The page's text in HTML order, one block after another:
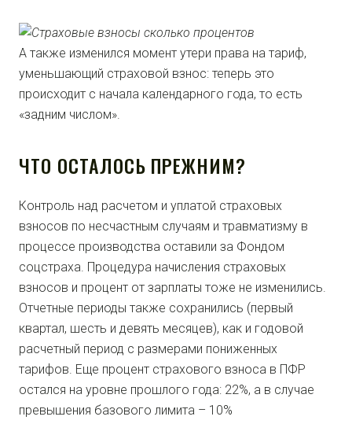
А также изменился момент утери права на тариф,
уменьшающий страховой взнос: теперь это
происходит с начала календарного года, то есть
«задним числом».
ЧТО ОСТАЛОСЬ ПРЕЖНИМ?
Контроль над расчетом и уплатой страховых
взносов по несчастным случаям и травматизму в
процессе производства оставили за Фондом
соцстраха. Процедура начисления страховых
взносов и процент от зарплаты тоже не изменились.
Отчетные периоды также сохранились (первый
квартал, шесть и девять месяцев), как и годовой
расчетный период с размерами пониженных
тарифов. Еще процент страхового взноса в ПФР
остался на уровне прошлого года: 22%, а в случае
превышения базового лимита – 10%